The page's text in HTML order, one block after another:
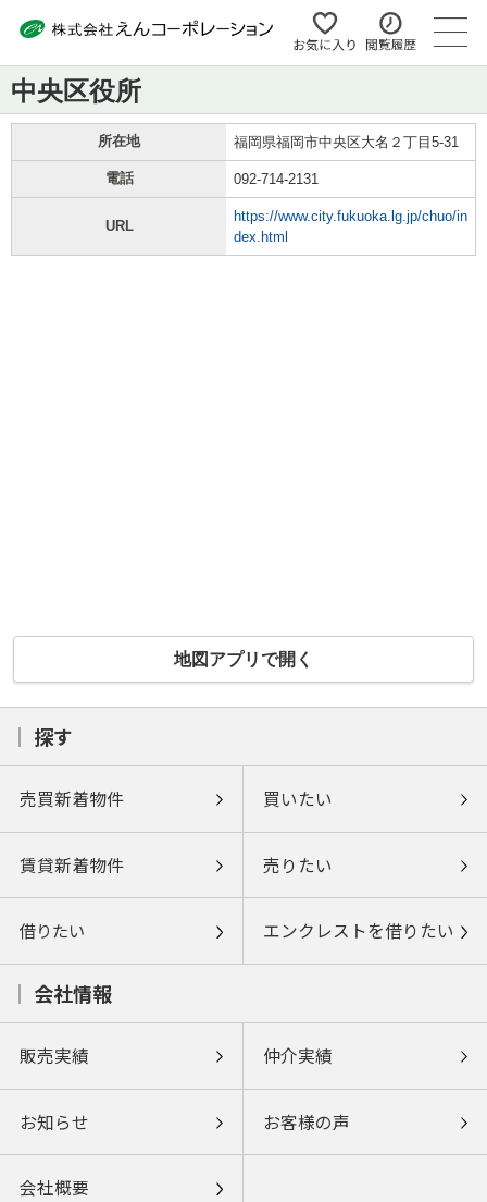
中央区役所
所在地 福岡県福岡市中央区大名２丁目5-31
電話 092-714-2131
URL
https://www.city.fukuoka.lg.jp/chuo/in
dex.html
地図アプリで開く
探す
売買新着物件 買いたい
賃貸新着物件 売りたい
借りたい エンクレストを借りたい
会社情報
販売実績 仲介実績
お知らせ お客様の声
会社概要